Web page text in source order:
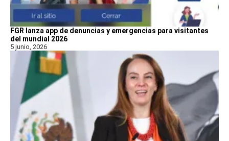
FGR lanza app de denuncias y emergencias para visitantes
del mundial 2026
5 junio, 2026